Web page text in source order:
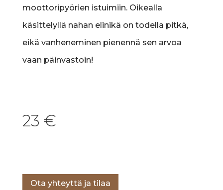
moottoripyörien istuimiin. Oikealla
käsittelyllä nahan elinikä on todella pitkä,
eikä vanheneminen pienennä sen arvoa
vaan päinvastoin!
23 €
Ota yhteyttä ja tilaa